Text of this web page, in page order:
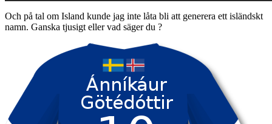
Och på tal om Island kunde jag inte låta bli att generera ett isländskt
namn. Ganska tjusigt eller vad säger du ?